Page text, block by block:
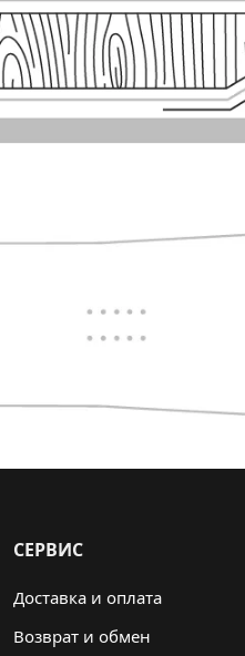
СЕРВИС
Доставка и оплата
Возврат и обмен